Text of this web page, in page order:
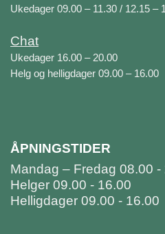
Ukedager 09.00 – 11.30 / 12.15 –
Chat
Ukedager 16.00 – 20.00
Helg og helligdager 09.00 – 16.00
ÅPNINGSTIDER
Mandag – Fredag 08.00 -
Helger 09.00 - 16.00
Helligdager 09.00 - 16.00